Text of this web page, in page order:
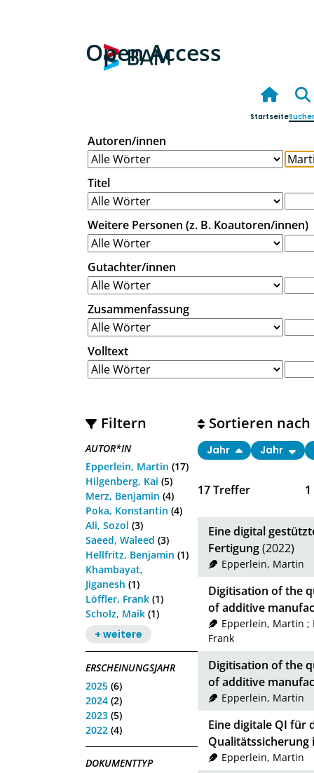
Open Access
Startseite
Autoren/innen
Titel
Weitere Personen (z. B. Koautoren/innen)
Gutachter/innen
Zusammenfassung
Volltext
Filtern
AUTOR*IN
Epperlein, Martin (17)
Hilgenberg, Kai (5)
Merz, Benjamin (4)
Poka, Konstantin (4)
Ali, Sozol (3)
Saeed, Waleed (3)
Hellfritz, Benjamin (1)
Khambayat,
Jiganesh (1)
Löffler, Frank (1)
Scholz, Maik (1)
+ weitere
ERSCHEINUNGSJAHR
2025 (6)
2024 (2)
2023 (5)
2022 (4)
DOKUMENTTYP
17Treffer 1
Sortieren nach
Jahr Jahr
Eine digital
Fertigung(2022)
Epperlein, Martin
Digitisation of the
of additive
Epperlein, Martin ;
Frank
Digitisation of the
of additive
Epperlein, Martin
Eine digitale QI für
Epperlein, Martin